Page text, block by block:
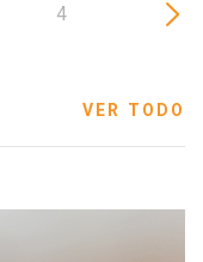
4
VER TODO